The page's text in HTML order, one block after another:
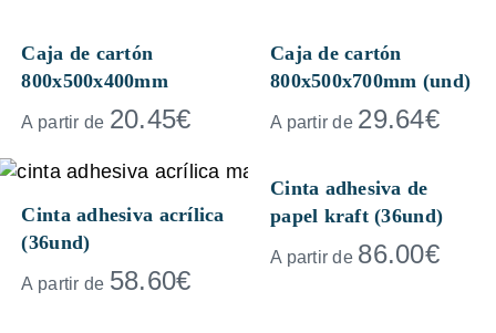
Caja de cartón
800x500x400mm
A partir de 20.45€
Caja de cartón
800x500x700mm (und)
A partir de 29.64€
Cinta adhesiva acrílica
(36und)
A partir de 58.60€
Cinta adhesiva de
papel kraft (36und)
A partir de 86.00€